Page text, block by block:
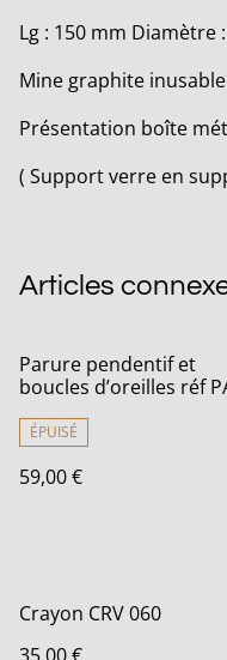
Lg : 150 mm Diamètre
Mine graphite inusable
Présentation boîte
( Support verre en
Articles
Parure pendentif et
boucles d’oreilles réf
ÉPUISÉ
59,00 €
Crayon CRV 060